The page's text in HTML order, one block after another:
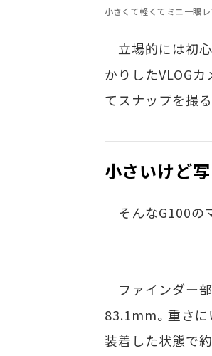
小さくて軽くてミニ一眼
立場的には初
かりしたVLOG
てスナップを撮
小さいけど
そんなG100の
ファインダー
83.1mm。重さ
装着した状態で